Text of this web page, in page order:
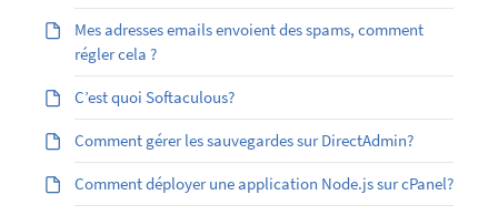
Mes adresses emails envoient des spams, comment
régler cela ?
C’est quoi Softaculous?
Comment gérer les sauvegardes sur DirectAdmin?
Comment déployer une application Node.js sur cPanel?